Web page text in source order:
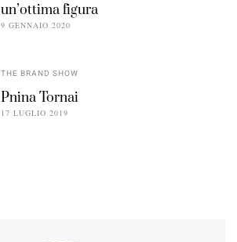
un’ottima figura
9 GENNAIO 2020
THE BRAND SHOW
Pnina Tornai
17 LUGLIO 2019